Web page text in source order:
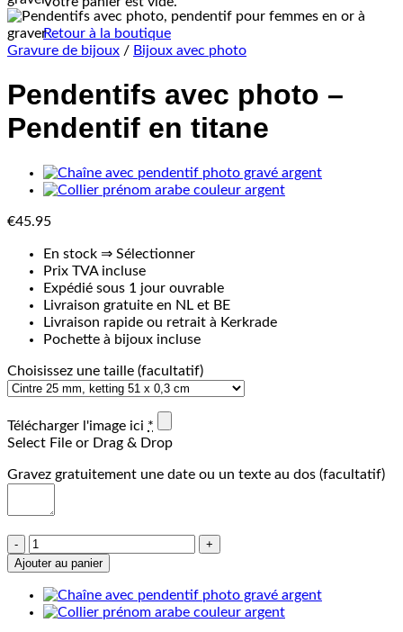
Retour à la boutique
Gravure de bijoux / Bijoux avec photo
Pendentifs avec photo –
Pendentif en titane
€45.95
En stock ⇒ Sélectionner
Prix TVA incluse
Expédié sous 1 jour ouvrable
Livraison gratuite en NL et BE
Livraison rapide ou retrait à Kerkrade
Pochette à bijoux incluse
Choisissez une taille (facultatif)
Télécharger l'image ici *
Select File or Drag & Drop
Gravez gratuitement une date ou un texte au dos (facultatif)
quantité
de
Pendentifs
avec
photo
Ajouter au panier